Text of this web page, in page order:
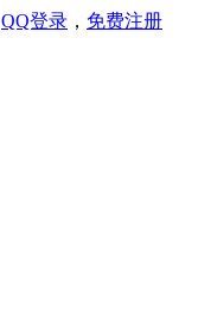
QQ登录 ， 免费注册